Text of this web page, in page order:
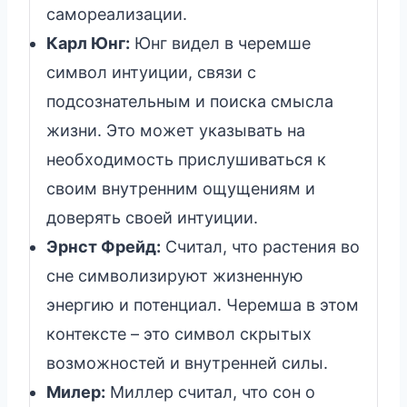
самореализации.
Карл Юнг: Юнг видел в черемше
символ интуиции, связи с
подсознательным и поиска смысла
жизни. Это может указывать на
необходимость прислушиваться к
своим внутренним ощущениям и
доверять своей интуиции.
Эрнст Фрейд: Считал, что растения во
сне символизируют жизненную
энергию и потенциал. Черемша в этом
контексте – это символ скрытых
возможностей и внутренней силы.
Милер: Миллер считал, что сон о